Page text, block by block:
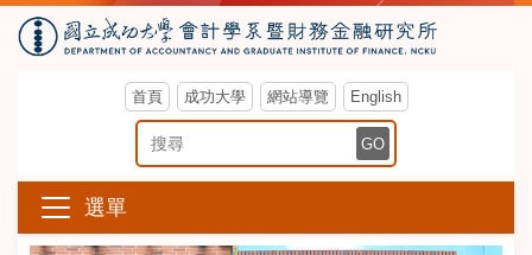
首頁 成功大學 網站導覽 English
搜尋關鍵字 GO
選單